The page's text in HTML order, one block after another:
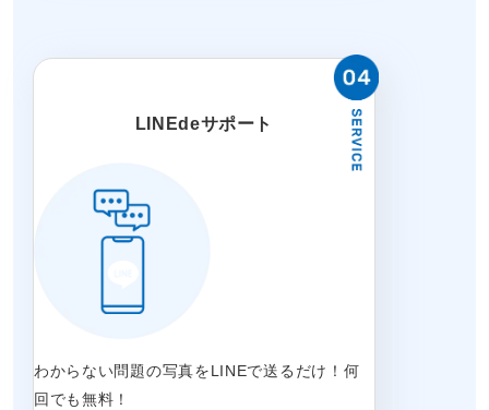
LINEdeサポート
わからない問題の写真をLINEで送るだけ！何
回でも無料！